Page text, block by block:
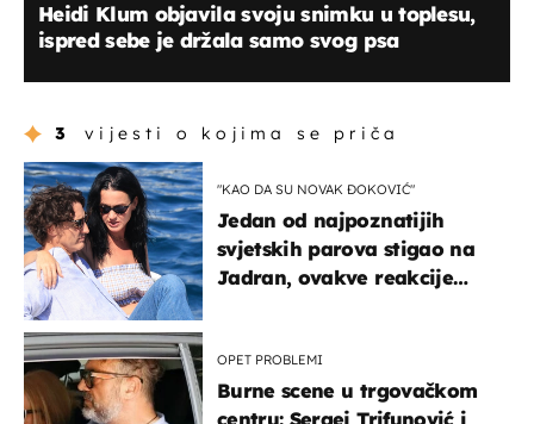
Heidi Klum objavila svoju snimku u toplesu,
ispred sebe je držala samo svog psa
3 vijesti o kojima se priča
"KAO DA SU NOVAK ĐOKOVIĆ"
Jedan od najpoznatijih
svjetskih parova stigao na
Jadran, ovakve reakcije
OPET PROBLEMI
Burne scene u trgovačkom
centru: Sergej Trifunović i